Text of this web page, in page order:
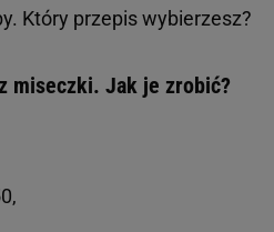
Który przepis wybierzesz?
miseczki. Jak je zrobić?